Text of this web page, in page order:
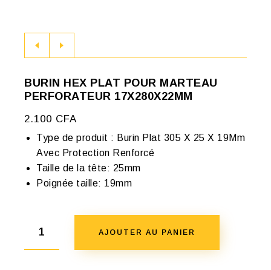
BURIN HEX PLAT POUR MARTEAU
PERFORATEUR 17X280X22MM
2.100 CFA
Type de produit : Burin Plat 305 X 25 X 19Mm
Avec Protection Renforcé
Taille de la tête: 25mm
Poignée taille: 19mm
AJOUTER AU PANIER